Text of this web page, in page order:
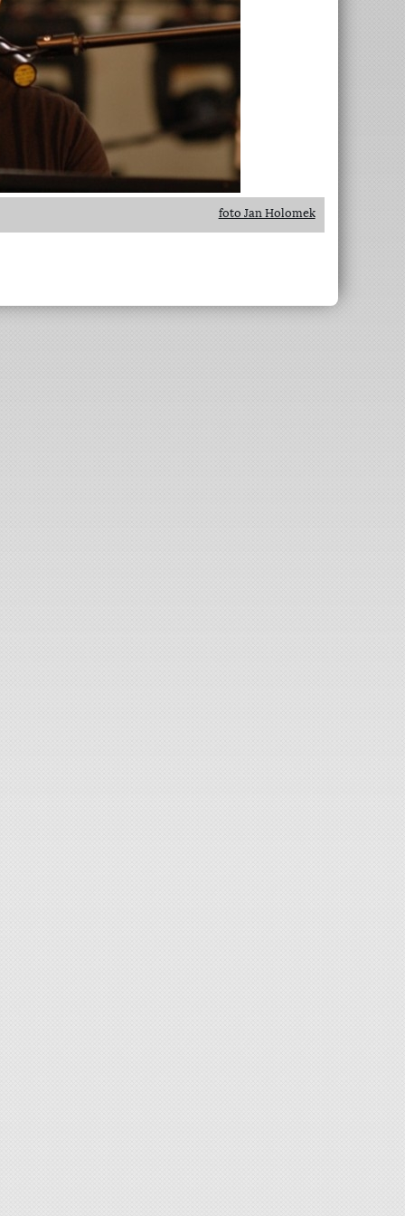
foto Jan Holomek